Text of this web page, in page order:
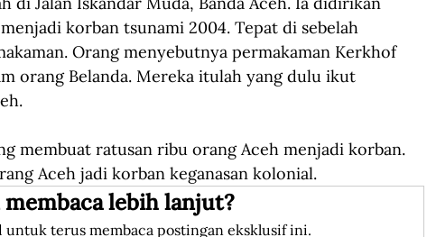
korban tsunami 2004. Tepat di sebelah
Orang menyebutnya permakaman Kerkhof
orang Belanda. Mereka itulah yang dulu ikut
membuat ratusan ribu orang Aceh menjadi korban.
Aceh jadi korban keganasan kolonial.
lebih lanjut?
untuk terus membaca postingan eksklusif ini.